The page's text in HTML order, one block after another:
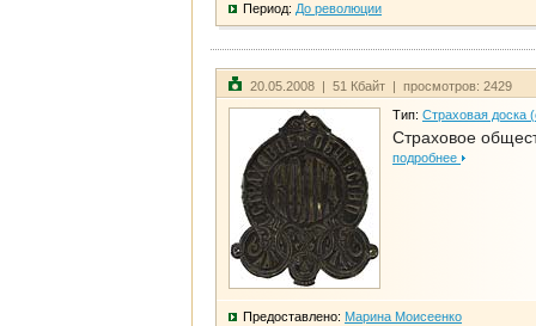
Период: До революции
20.05.2008 | 51 Кбайт | просмотров: 2429
Тип: Страховая доска
Страховое
подробнее
Предоставлено: Марина Моисеенко